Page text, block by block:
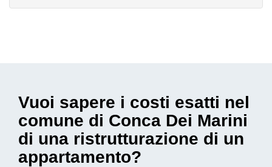
Vuoi sapere i costi esatti nel
comune di Conca Dei Marini
di una ristrutturazione di un
appartamento?